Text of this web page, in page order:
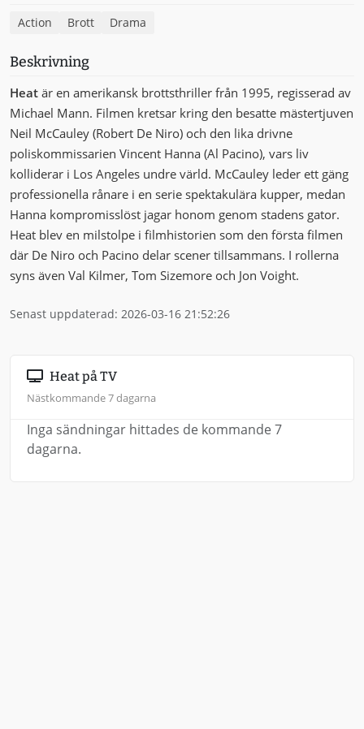
Action Brott Drama
Beskrivning
Heat är en amerikansk brottsthriller från 1995, regisserad av
Michael Mann. Filmen kretsar kring den besatte mästertjuven
Neil McCauley (Robert De Niro) och den lika drivne
poliskommissarien Vincent Hanna (Al Pacino), vars liv
kolliderar i Los Angeles undre värld. McCauley leder ett gäng
professionella rånare i en serie spektakulära kupper, medan
Hanna kompromisslöst jagar honom genom stadens gator.
Heat blev en milstolpe i filmhistorien som den första filmen
där De Niro och Pacino delar scener tillsammans. I rollerna
syns även Val Kilmer, Tom Sizemore och Jon Voight.
Senast uppdaterad: 2026-03-16 21:52:26
Heat på TV
Nästkommande 7 dagarna
Inga sändningar hittades de kommande 7
dagarna.